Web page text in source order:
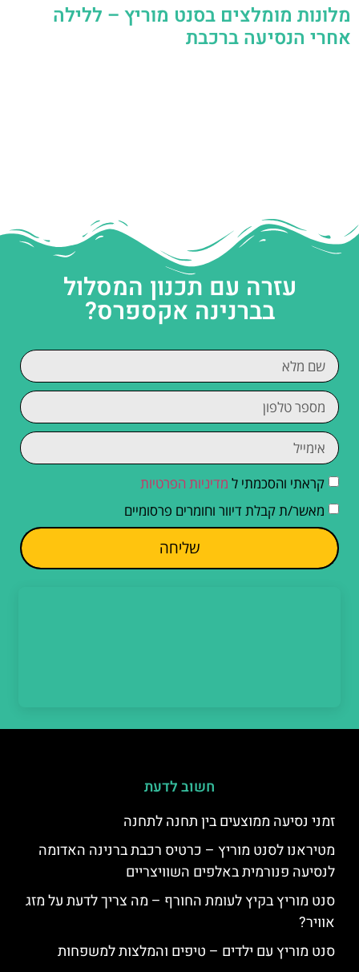
מלונות מומלצים בסנט מוריץ – ללילה
אחרי הנסיעה ברכבת
עזרה עם תכנון המסלול
בברנינה אקספרס?
קראתי והסכמתי ל מדיניות הפרטיות
מאשר/ת קבלת דיוור וחומרים פרסומיים
שליחה
חשוב לדעת
זמני נסיעה ממוצעים בין תחנה לתחנה
מטיראנו לסנט מוריץ – כרטיס רכבת ברנינה האדומה
לנסיעה פנורמית באלפים השוויצריים
סנט מוריץ בקיץ לעומת החורף – מה צריך לדעת על מזג
אוויר?
סנט מוריץ עם ילדים – טיפים והמלצות למשפחות